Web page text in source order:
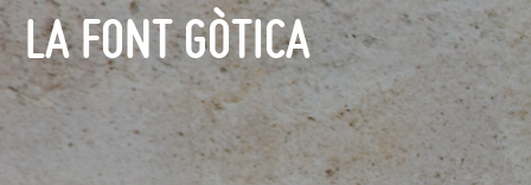
LA FONT GÒTICA